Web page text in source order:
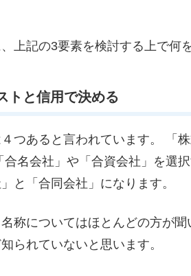
上記の3要素を検討する上で何
トと信用で決める
つあると言われています。 「
名会社」や「合資会社」を選
と「合同会社」になります。
名称についてはほとんどの方が
られていないと思います。